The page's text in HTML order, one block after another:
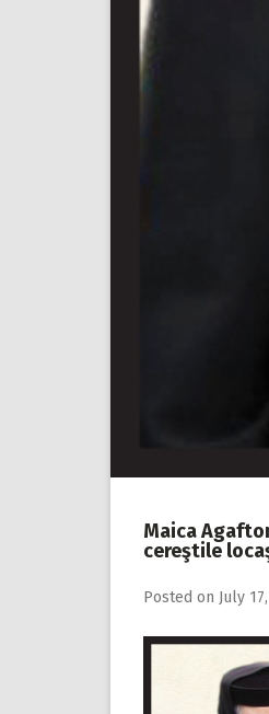
Maica
cereştile
Posted on July